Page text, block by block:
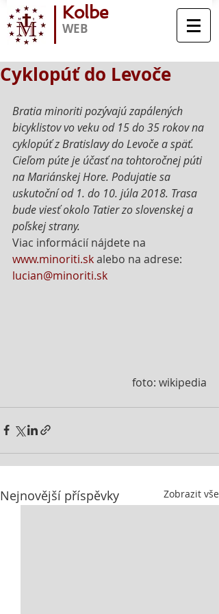
Kolbe
WEB
Cyklopúť do Levoče
Bratia minoriti pozývajú zapálených
bicyklistov vo veku od 15 do 35 rokov na
cyklopúť z Bratislavy do Levoče a späť.
Cieľom púte je účasť na tohtoročnej púti
na Mariánskej Hore. Podujatie sa
uskutoční od 1. do 10. júla 2018. Trasa
bude viesť okolo Tatier zo slovenskej a
poľskej strany.
Viac informácií nájdete na
www.minoriti.sk alebo na adrese:
lucian@minoriti.sk
foto: wikipedia
Nejnovější příspěvky Zobrazit vše